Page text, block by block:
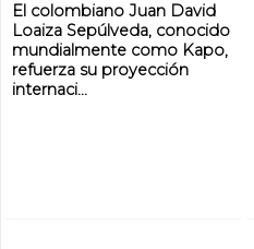
El colombiano Juan David
Loaiza Sepúlveda, conocido
mundialmente como Kapo,
refuerza su proyección
internaci...